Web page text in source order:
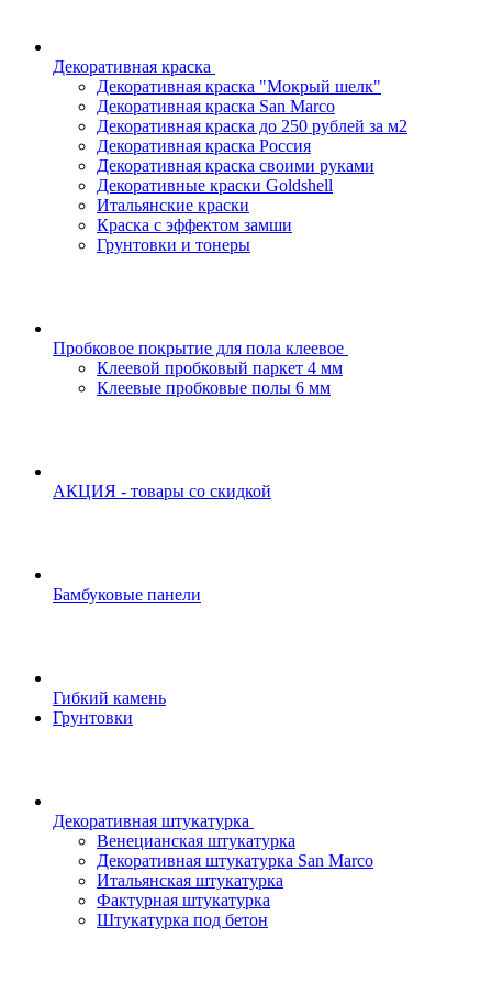
Декоративная краска
Декоративная краска "Мокрый шелк"
Декоративная краска San Marco
Декоративная краска до 250 рублей за м2
Декоративная краска Россия
Декоративная краска своими руками
Декоративные краски Goldshell
Итальянские краски
Краска с эффектом замши
Грунтовки и тонеры
Пробковое покрытие для пола клеевое
Клеевой пробковый паркет 4 мм
Клеевые пробковые полы 6 мм
АКЦИЯ - товары со скидкой
Бамбуковые панели
Гибкий камень
Грунтовки
Декоративная штукатурка
Венецианская штукатурка
Декоративная штукатурка San Marco
Итальянская штукатурка
Фактурная штукатурка
Штукатурка под бетон